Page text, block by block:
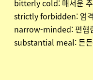
bitterly cold: 매서운
strictly forbidden: 엄
narrow-minded: 편협
substantial meal: 든든